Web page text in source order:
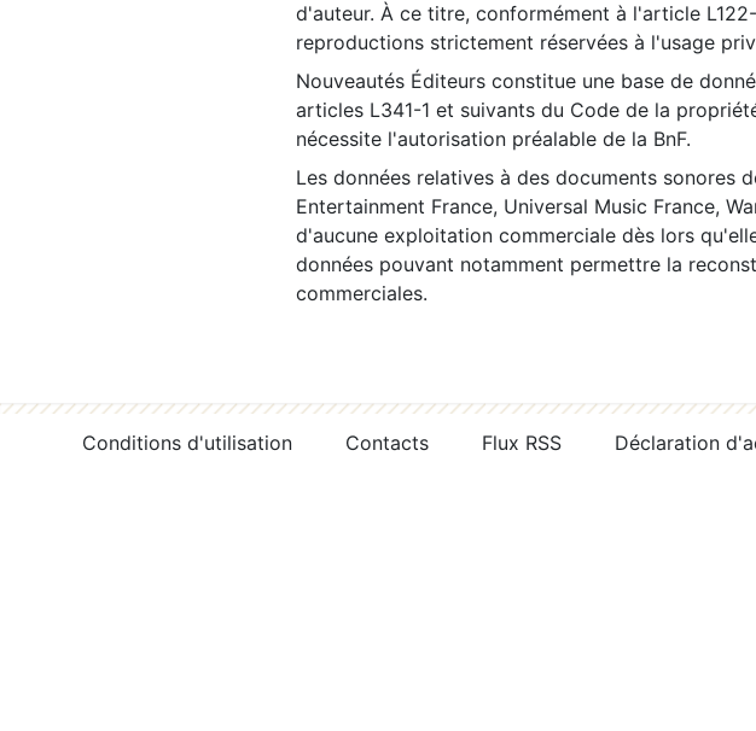
d'auteur. À ce titre, conformément à l'article
reproductions strictement réservées à l'usage
Nouveautés Éditeurs constitue une base de
articles L341-1 et suivants du Code de la
nécessite l'autorisation préalable de la BnF.
Les données relatives à des documents sonores
Entertainment France, Universal Music France,
d'aucune exploitation commerciale dès lors
données pouvant notamment permettre la
commerciales.
Conditions d'utilisation Contacts Flux RSS Déclaration